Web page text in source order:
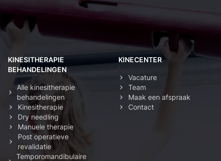
KINESITHERAPIE
BEHANDELINGEN
Alle kinesitherapie
behandelingen
Kinesitherapie
Dry needling
Manuele therapie
Post operatieve
revalidatie
Temporomandibulaire
KINECENTER
Vacature
Team
Maak een afspraak
Contact